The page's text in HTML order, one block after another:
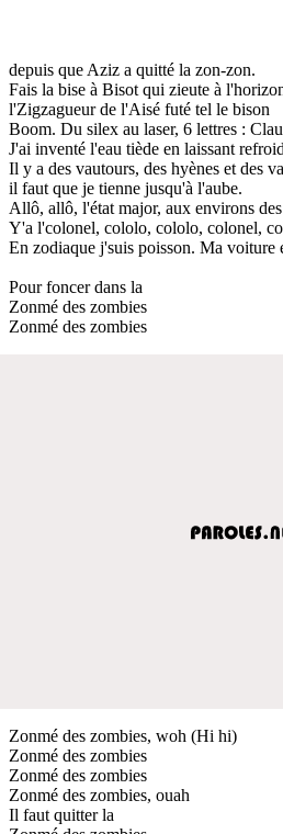
depuis que Aziz a quitté la zon-zon.
Fais la bise à Bisot qui zieute à
l'Zigzagueur de l'Aisé futé tel le bison
Boom. Du silex au laser, 6 lettres :
J'ai inventé l'eau tiède en laissant
Il y a des vautours, des hyènes et des
il faut que je tienne jusqu'à l'aube.
Allô, allô, l'état major, aux environs
Y'a l'colonel, cololo, cololo, colonel,
En zodiaque j'suis poisson. Ma voiture
Pour foncer dans la
Zonmé des zombies
Zonmé des zombies
Zonmé des zombies, woh (Hi hi)
Zonmé des zombies
Zonmé des zombies
Zonmé des zombies, ouah
Il faut quitter la